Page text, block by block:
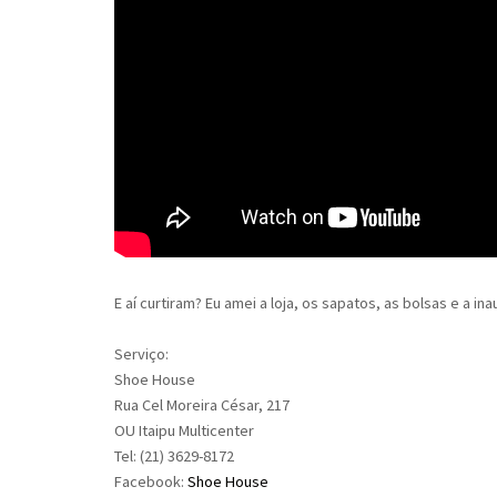
E aí curtiram? Eu amei a loja, os sapatos, as bolsas e a
Serviço:
Shoe House
Rua Cel Moreira César, 217
OU Itaipu Multicenter
Tel: (21) 3629-8172
Facebook:Shoe House